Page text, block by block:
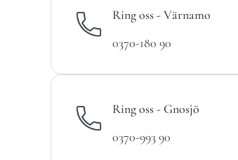
Ring oss - Värnamo
0370-180 90
Ring oss - Gnosjö
0370-993 90